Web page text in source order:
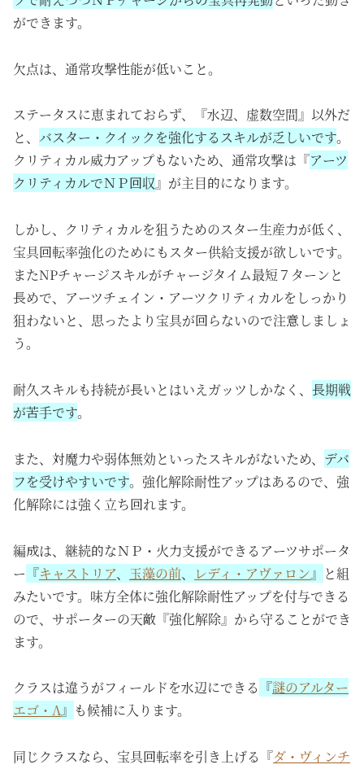
ができます。
欠点は、通常攻撃性能が低いこと。
ステータスに恵まれておらず、『水辺、虚数空間』以外だ
と、 バスター・クイックを強化するスキルが乏しいです。
クリティカル威力アップもないため、通常攻撃は『アーツ
クリティカルでＮＰ回収』が主目的になります。
しかし、クリティカルを狙うためのスター生産力が低く、
宝具回転率強化のためにもスター供給支援が欲しいです。
またNPチャージスキルがチャージタイム最短７ターンと
長めで、アーツチェイン・アーツクリティカルをしっかり
狙わないと、思ったより宝具が回らないので注意しましょ
う。
耐久スキルも持続が長いとはいえガッツしかなく、 長期戦
が苦手です。
また、対魔力や弱体無効といったスキルがないため、 デバ
フを受けやすいです。強化解除耐性アップはあるので、強
化解除には強く立ち回れます。
編成は、継続的なＮＰ・火力支援ができるアーツサポータ
ー 『キャストリア、 玉藻の前、 レディ・アヴァロン 』 と組
みたいです。味方全体に強化解除耐性アップを付与できる
ので、サポーターの天敵『強化解除』から守ることができ
ます。
クラスは違うがフィールドを水辺にできる 『謎のアルター
エゴ・Λ』 も候補に入ります。
同じクラスなら、宝具回転率を引き上げる『ダ・ヴィンチ